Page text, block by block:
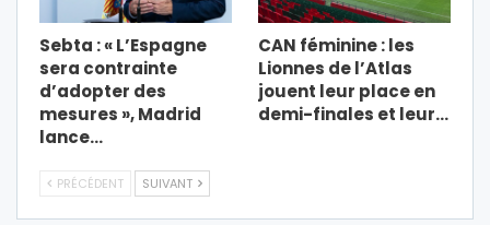
Sebta : « L’Espagne
sera contrainte
d’adopter des
mesures », Madrid
lance…
CAN féminine : les
Lionnes de l’Atlas
jouent leur place en
demi-finales et leur…
PRÉCÉDENT SUIVANT